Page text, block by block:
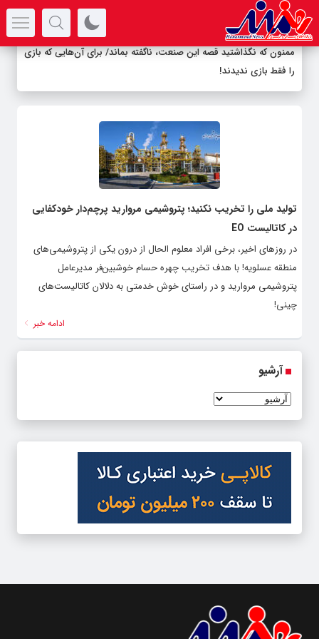
ممنون که نگذاشتید قصه این صنعت، ناگفته بماند/ برای آن‌هایی که بازی
را فقط بازی ندیدند!
تولید ملی را تخریب نکنید؛ پتروشیمی مروارید پرچم‌دار خودکفایی
در کاتالیست EO
در روزهای اخیر، برخی افراد معلوم الحال از درون یکی از پتروشیمی‌های
منطقه عسلویه! با هدف تخریب چهره حسام خوشبین‌فر مدیرعامل
پتروشیمی مروارید و در راستای خوش خدمتی به دلالان کاتالیست‌های
چینی!
ادامه خبر
آرشیو